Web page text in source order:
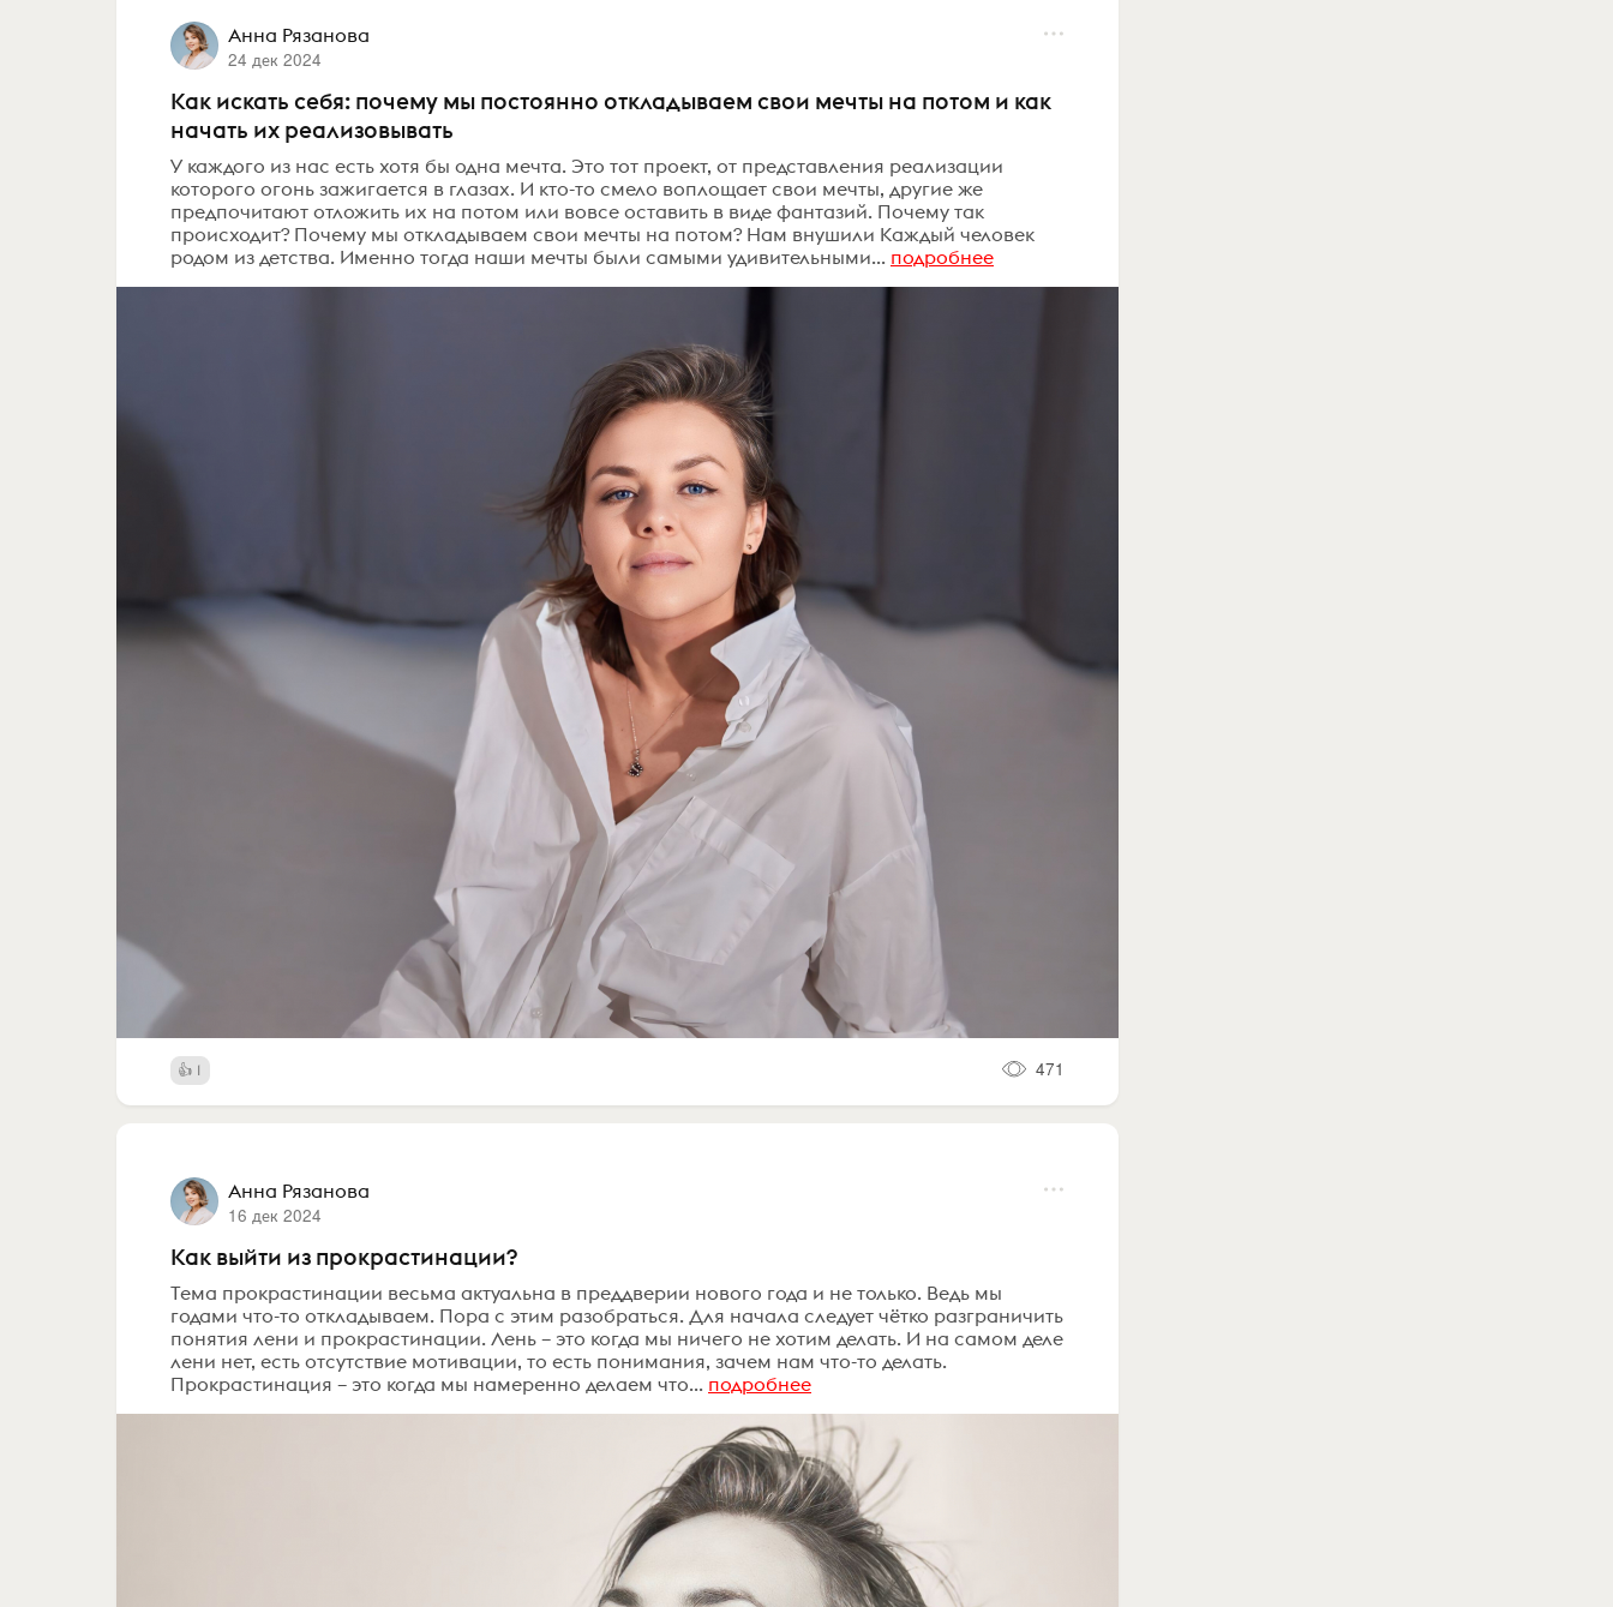
Анна Рязанова
24 дек 2024
Как искать себя: почему мы постоянно откладываем свои мечты на потом и как
начать их реализовывать
У каждого из нас есть хотя бы одна мечта. Это тот проект, от представления реализации
которого огонь зажигается в глазах. И кто-то смело воплощает свои мечты, другие же
предпочитают отложить их на потом или вовсе оставить в виде фантазий. Почему так
происходит? Почему мы откладываем свои мечты на потом? Нам внушили Каждый человек
родом из детства. Именно тогда наши мечты были самыми удивительными... подробнее
1 471
Анна Рязанова
16 дек 2024
Как выйти из прокрастинации?
Тема прокрастинации весьма актуальна в преддверии нового года и не только. Ведь мы
годами что-то откладываем. Пора с этим разобраться. Для начала следует чётко разграничить
понятия лени и прокрастинации. Лень – это когда мы ничего не хотим делать. И на самом деле
лени нет, есть отсутствие мотивации, то есть понимания, зачем нам что-то делать.
Прокрастинация – это когда мы намеренно делаем что... подробнее